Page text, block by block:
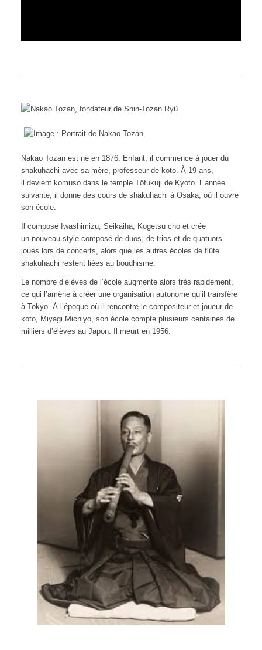
Nakao Tozan est né en 1876. Enfant, il commence à jouer du
shakuhachi avec sa mère, professeur de koto. À 19 ans,
il devient komuso dans le temple Tôfukuji de Kyoto. L’année
suivante, il donne des cours de shakuhachi à Osaka, où il ouvre
son école.
Il compose Iwashimizu, Seikaiha, Kogetsu choet crée
un nouveau style composé de duos, de trios et de quatuors
joués lors de concerts, alors que les autres écoles de flûte
shakuhachi restent liées au boudhisme.
Le nombre d’élèves de l’école augmente alors très rapidement,
ce qui l’amène à créer une organisation autonome qu’il transfère
à Tokyo. À l’époque où il rencontre le compositeur et joueur de
koto, Miyagi Michiyo, son école compte plusieurs centaines de
milliers d’élèves au Japon. Il meurt en 1956.